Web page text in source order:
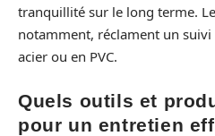
tranquillité sur le long terme.
notamment, réclament un
acier ou en PVC.
Quels outils et
pour un entretien